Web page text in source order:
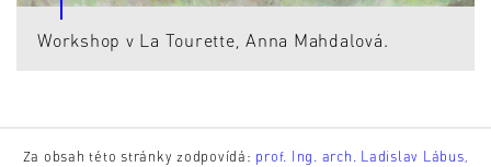
Workshop v La Tourette, Anna Mahdalová.
Za obsah této stránky zodpovídá: prof. Ing. arch. Ladislav Lábus,